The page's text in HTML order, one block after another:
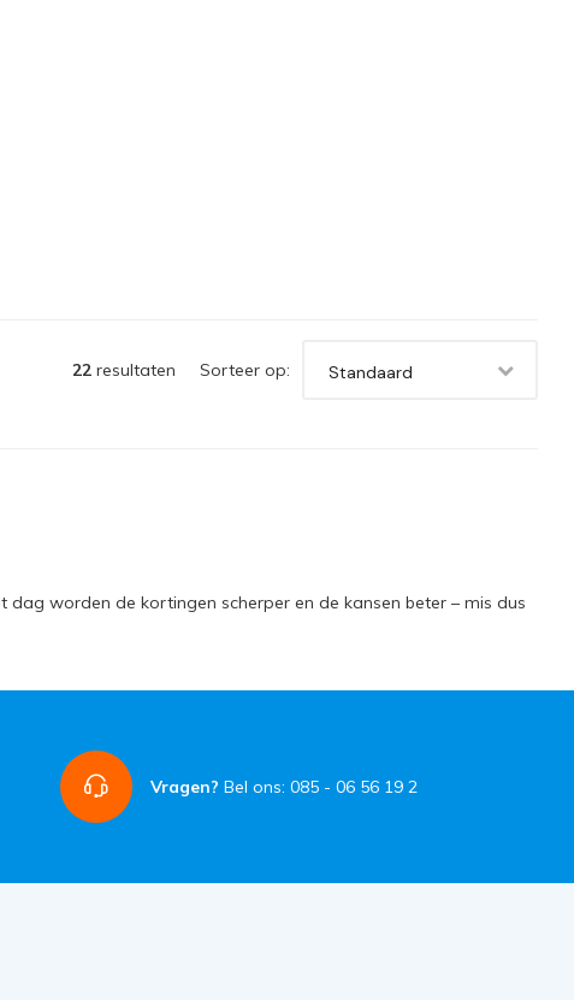
22 resultaten Sorteer op: Standaard
worden de kortingen scherper en de kansen beter – mis dus
Vragen? Bel ons: 085 - 06 56 19 2